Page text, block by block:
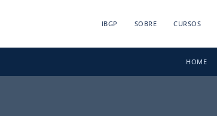
IBGP SOBRE CURSOS
HOME